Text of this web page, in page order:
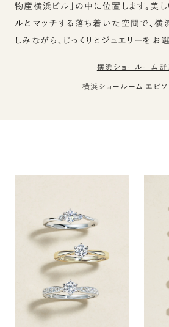
物産横浜ビル」の中に位置します。美
ルとマッチする落ち着いた空間で、横
しみながら、じっくりとジュエリーをお
横浜ショールーム 詳
横浜ショールーム エピソ